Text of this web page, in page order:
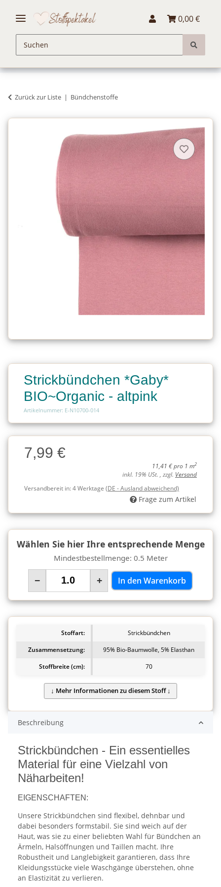
0,00 €
Zurück zur Liste Bündchenstoffe
Strickbündchen *Gaby*
BIO~Organic - altpink
Artikelnummer: E-N10700-014
Charge
Charge7,99 €
11,41 € pro 1 m2
inkl. 19% USt. , zzgl. Versand
Versandbereit in:4 Werktage (DE - Ausland abweichend)
Frage zum Artikel
Wählen Sie hier Ihre entsprechende Menge
Mindestbestellmenge: 0.5 Meter
− + In den Warenkorb
Stoffart:
Strickbündchen
Zusammensetzung:
95% Bio-Baumwolle, 5% Elasthan
Stoffbreite (cm):
70
Beschreibung
Strickbündchen - Ein essentielles
Material für eine Vielzahl von
Näharbeiten!
EIGENSCHAFTEN:
Unsere Strickbündchen sind flexibel, dehnbar und
dabei besonders formstabil. Sie sind weich auf der
Haut, was sie zu einer beliebten Wahl für Bündchen an
Ärmeln, Halsöffnungen und Taillen macht. Ihre
Robustheit und Langlebigkeit garantieren, dass Ihre
Kleidungsstücke viele Waschgänge überstehen, ohne
an Elastizität zu verlieren.